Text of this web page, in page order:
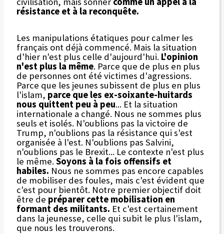
résistance et à la reconquête.
Les manipulations étatiques pour calmer les
français ont déjà commencé. Mais la situation
d'hier n'est plus celle d'aujourd'hui. L'opinion
n'est plus la même. Parce que de plus en plus
de personnes ont été victimes d'agressions.
Parce que les jeunes subissent de plus en plus
l'islam, parce que les ex-soixante-huitards
nous quittent peu à peu... Et la situation
internationale a changé. Nous ne sommes plus
seuls et isolés. N'oublions pas la victoire de
Trump, n'oublions pas la résistance qui s'est
organisée à l'est. N'oublions pas Salvini,
n'oublions pas le Brexit... Le contexte n'est plus
le même. Soyons à la fois offensifs et
habiles. Nous ne sommes pas encore capables
de mobiliser des foules, mais c'est évident que
c'est pour bientôt. Notre premier objectif doit
être de préparer cette mobilisation en
formant des militants. Et c'est certainement
dans la jeunesse, celle qui subit le plus l'islam,
que nous les trouverons.